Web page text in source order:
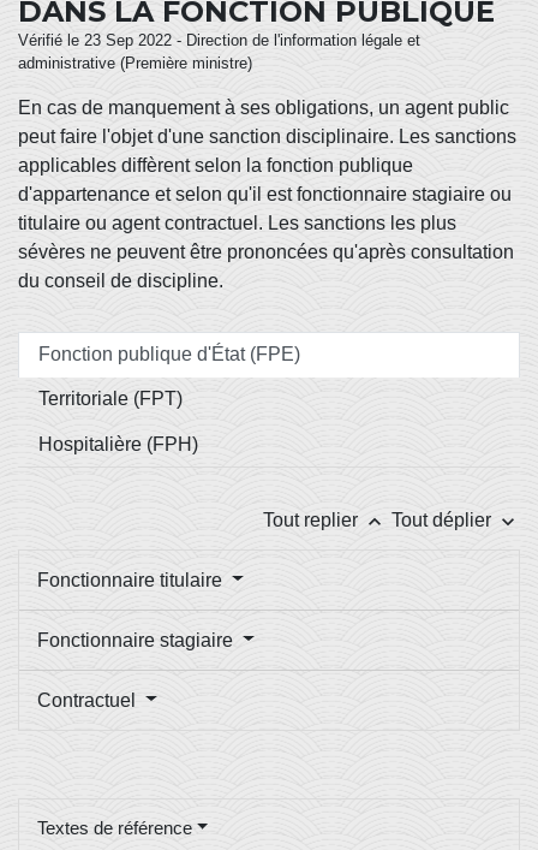
DANS LA FONCTION PUBLIQUE
Vérifié le 23 Sep 2022 - Direction de l'information légale et
administrative (Première ministre)
En cas de manquement à ses obligations, un agent public
peut faire l'objet d'une sanction disciplinaire. Les sanctions
applicables diffèrent selon la fonction publique
d'appartenance et selon qu'il est fonctionnaire stagiaire ou
titulaire ou agent contractuel. Les sanctions les plus
sévères ne peuvent être prononcées qu'après consultation
du conseil de discipline.
Fonction publique d'État (FPE)
Territoriale (FPT)
Hospitalière (FPH)
Tout replier keyboard_arrow_up Tout déplier keyboard_arrow_down
Fonctionnaire titulaire
Fonctionnaire stagiaire
Contractuel
Textes de référence